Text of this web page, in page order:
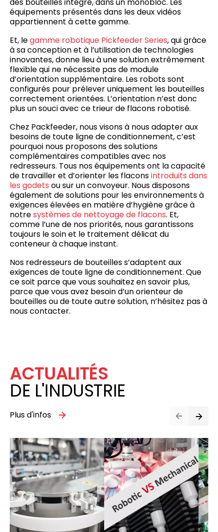
équipements présentés dans les deux vidéos
appartiennent à cette gamme.
Et, legamme robotique Pickfeeder Series, qui grâce
à sa conception et à l’utilisation de technologies
innovantes, donne lieu à une solution extrêmement
flexible qui ne nécessite pas de module
d’orientation supplémentaire. Les robots sont
configurés pour prélever uniquement les bouteilles
correctement orientées. L’orientation n’est donc
plus un souci avec ce trieur de flacons robotisé.
Chez Packfeeder, nous visons à nous adapter aux
besoins de toute ligne de conditionnement, c’est
pourquoi nous proposons des solutions
complémentaires compatibles avec nos
redresseurs. Tous nos équipements ont la capacité
de travailler et d’orienter les flaconsintroduits dans
les godets ou sur un convoyeur. Nous disposons
également de solutions pour les environnements à
exigences élevées en matière d’hygiène grâce à
notresystèmes de nettoyage de flacons. Et,
comme l’une de nos priorités, nous garantissons
toujours le soin et le traitement délicat du
conteneur à chaque instant.
Nos redresseurs de bouteilles s’adaptent aux
exigences de toute ligne de conditionnement. Que
ce soit parce que vous souhaitez en savoir plus,
parce que vous avez besoin d’un orienteur de
bouteilles ou de toute autre solution, n’hésitez pas à
nous contacter.
ACTUALITÉS
DE L'INDUSTRIE
Plus d'infos